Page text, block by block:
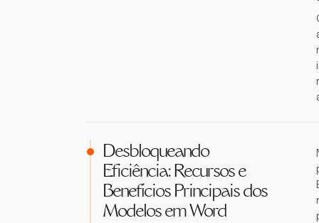
Desbloqueando
Eficiência: Recursos e
Benefícios Principais dos
Modelos em Word